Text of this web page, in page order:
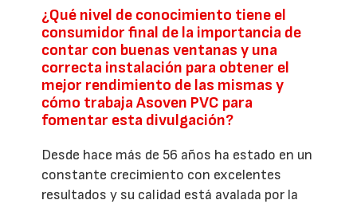
¿Qué nivel de conocimiento tiene el
consumidor final de la importancia de
contar con buenas ventanas y una
correcta instalación para obtener el
mejor rendimiento de las mismas y
cómo trabaja Asoven PVC para
fomentar esta divulgación?
Desde hace más de 56 años ha estado en un
constante crecimiento con excelentes
resultados y su calidad está avalada por la